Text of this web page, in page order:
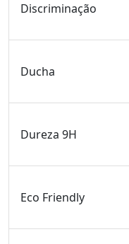
Discriminação
Ducha
Dureza 9H
Eco Friendly